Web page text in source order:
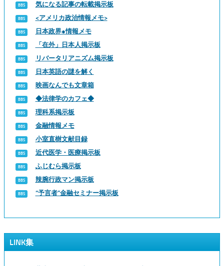
気になる記事の転載掲示板
<アメリカ政治情報メモ>
日本政界●情報メモ
「在外」日本人掲示板
リバータリアニズム掲示板
日本英語の謎を解く
映画なんでも文章箱
◆法律学のカフェ◆
理科系掲示板
金融情報メモ
小室直樹文献目録
近代医学・医療掲示板
ふじむら掲示板
辣腕行政マン掲示板
“予言者”金融セミナー掲示板
LINK集